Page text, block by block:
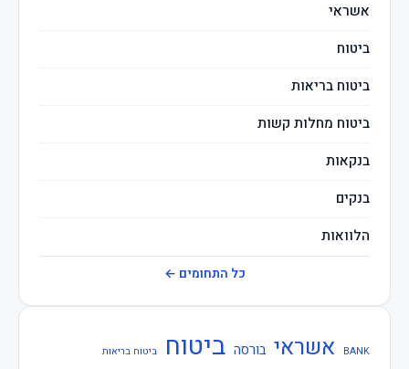
אשראי
ביטוח
ביטוח בריאות
ביטוח מחלות קשות
בנקאות
בנקים
הלוואות
חוזרי בנק ישראל
חוזרי המפקח על הביטוח
כל התחומים ←
BANK אשראי בורסה ביטוח ביטוח בריאות